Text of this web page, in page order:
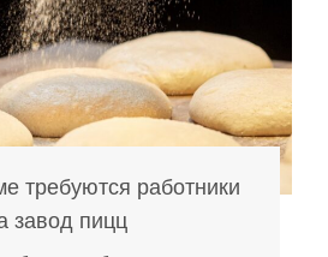
требуются работники
завод пицц